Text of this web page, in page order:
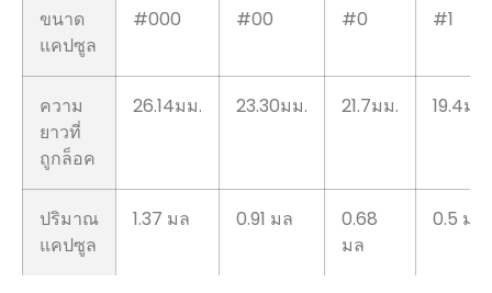
ขนาด
แคปซูล
#000 #00 #0 #1
ความ
ยาวที่
ถูกล็อค
26.14มม. 23.30มม. 21.7มม. 19.4มม.
ปริมาณ
แคปซูล
1.37 มล 0.91 มล
0.68
มล
0.5 มล